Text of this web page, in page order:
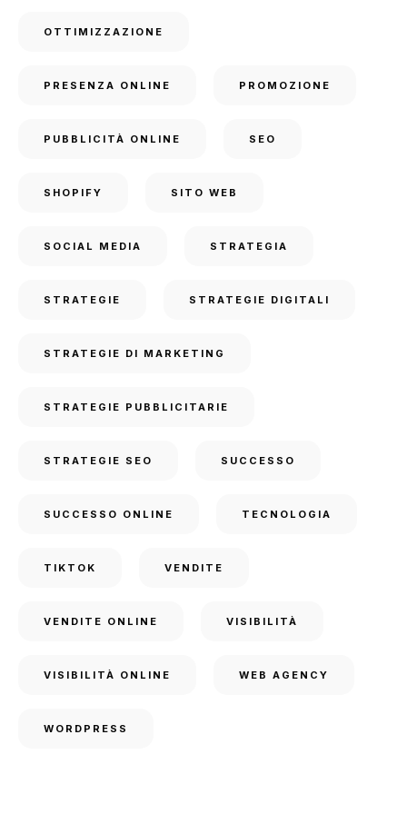
OTTIMIZZAZIONE
PRESENZA ONLINE PROMOZIONE
PUBBLICITÀ ONLINE SEO
SHOPIFY SITO WEB
SOCIAL MEDIA STRATEGIA
STRATEGIE STRATEGIE DIGITALI
STRATEGIE DI MARKETING
STRATEGIE PUBBLICITARIE
STRATEGIE SEO SUCCESSO
SUCCESSO ONLINE TECNOLOGIA
TIKTOK VENDITE
VENDITE ONLINE VISIBILITÀ
VISIBILITÀ ONLINE WEB AGENCY
WORDPRESS